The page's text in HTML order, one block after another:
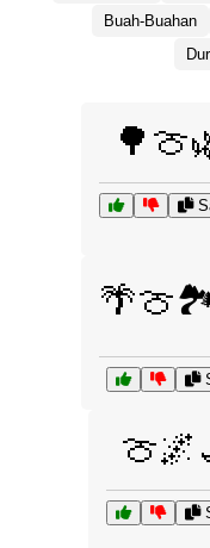
pilihan? Jelajahi
Buah-Buahan